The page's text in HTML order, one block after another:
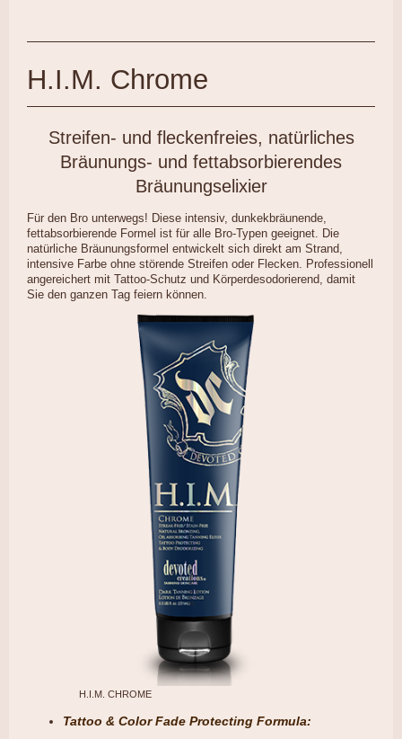
H.I.M. Chrome
Streifen- und fleckenfreies, natürliches
Bräunungs- und fettabsorbierendes
Bräunungselixier
Für den Bro unterwegs! Diese intensiv, dunkekbräunende,
fettabsorbierende Formel ist für alle Bro-Typen geeignet. Die
natürliche Bräunungsformel entwickelt sich direkt am Strand,
intensive Farbe ohne störende Streifen oder Flecken. Professionell
angereichert mit Tattoo-Schutz und Körperdesodorierend, damit
Sie den ganzen Tag feiern können.
H.I.M. CHROME
Tattoo & Color Fade Protecting Formula: